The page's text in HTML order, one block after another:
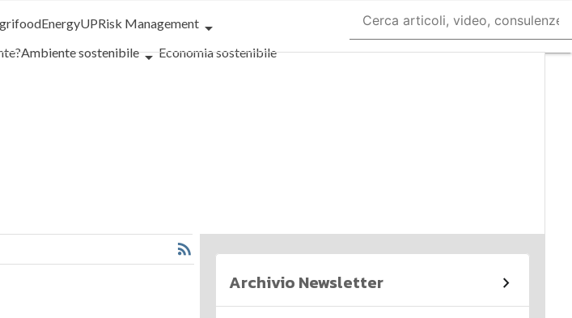
EnergyUPRisk Management
Ambiente sostenibile
Economia sostenibile
Archivio Newsletter